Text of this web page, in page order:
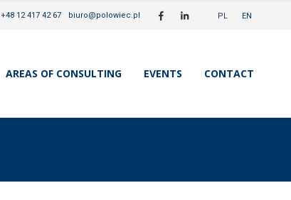
+48 12 417 42 67 biuro@polowiec.pl PL EN
AREAS OF CONSULTING EVENTS CONTACT